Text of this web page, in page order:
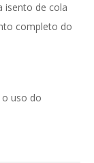
isento de cola
completo do
o uso do